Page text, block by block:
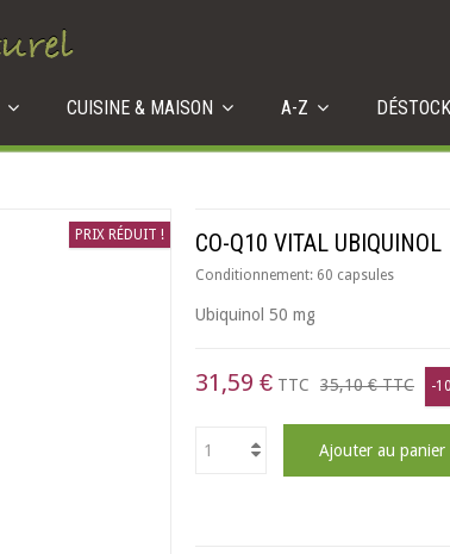
CUISINE & MAISON A-Z
PRIX RÉDUIT ! CO-Q10 VITAL UBIQUINOL
Conditionnement: 60 capsules
Ubiquinol 50 mg
31,59 € TTC 35,10 €TTC -
Ajouter au panier